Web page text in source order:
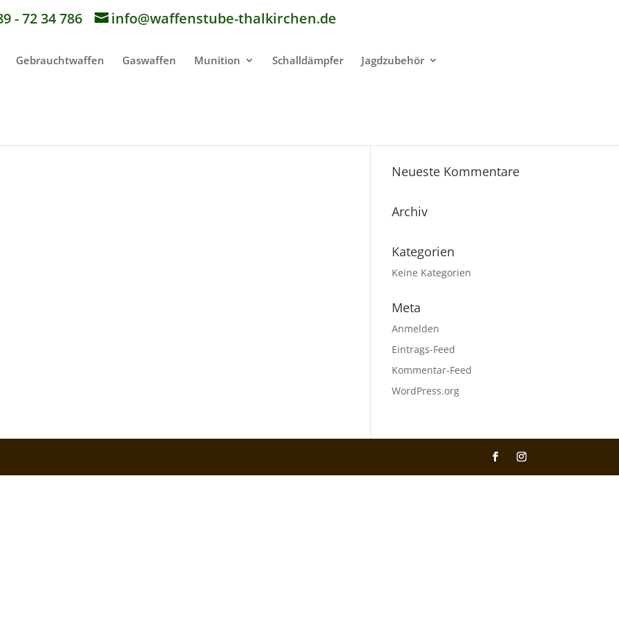
- 72 34 786 info@waffenstube-thalkirchen.de
Gebrauchtwaffen Gaswaffen Munition Schalldämpfer Jagdzubehör
Neueste Kommentare
Archiv
Kategorien
Keine Kategorien
Meta
Anmelden
Eintrags-Feed
Kommentar-Feed
WordPress.org